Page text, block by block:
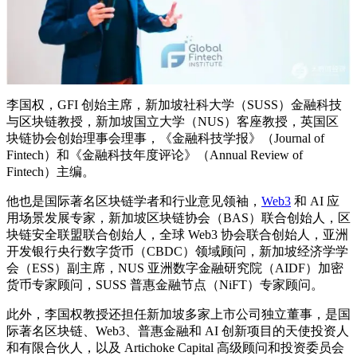
李国权，GFI 创始主席，新加坡社科大学（SUSS）金融科技
与区块链教授，新加坡国立大学（NUS）客座教授，英国区
块链协会创始理事会理事，《金融科技学报》（Journal of
Fintech）和《金融科技年度评论》（Annual Review of
Fintech）主编。
他也是国际著名区块链学者和行业意见领袖， Web3 和 AI 应
用场景发展专家，新加坡区块链协会（BAS）联合创始人，区
块链安全联盟联合创始人，全球 Web3 协会联合创始人，亚洲
开发银行央行数字货币（CBDC）领域顾问，新加坡经济学学
会（ESS）副主席，NUS 亚洲数字金融研究院（AIDF）加密
货币专家顾问，SUSS 普惠金融节点（NiFT）专家顾问。
此外，李国权教授还担任新加坡多家上市公司独立董事，是国
际著名区块链、Web3、普惠金融和 AI 创新项目的天使投资人
和有限合伙人，以及 Artichoke Capital 高级顾问和投资委员会